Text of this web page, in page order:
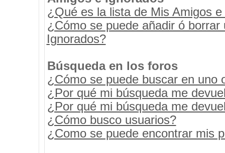
¿Qué es la lista de Mis Amigos
¿Cómo se puede añadir ó
Ignorados?
Búsqueda en los foros
¿Cómo se puede buscar en uno
¿Por qué mi búsqueda me
¿Por qué mi búsqueda me
¿Cómo busco usuarios?
¿Como se puede encontrar mis